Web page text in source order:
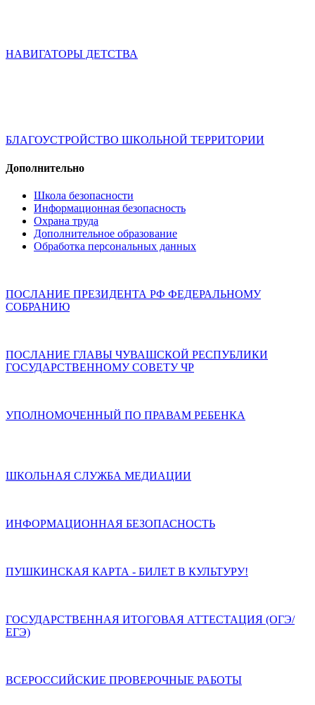
НАВИГАТОРЫ ДЕТСТВА
БЛАГОУСТРОЙСТВО ШКОЛЬНОЙ ТЕРРИТОРИИ
Дополнительно
Школа безопасности
Информационная безопасность
Охрана труда
Дополнительное образование
Обработка персональных данных
ПОСЛАНИЕ ПРЕЗИДЕНТА РФ ФЕДЕРАЛЬНОМУ
СОБРАНИЮ
ПОСЛАНИЕ ГЛАВЫ ЧУВАШСКОЙ РЕСПУБЛИКИ
ГОСУДАРСТВЕННОМУ СОВЕТУ ЧР
УПОЛНОМОЧЕННЫЙ ПО ПРАВАМ РЕБЕНКА
ШКОЛЬНАЯ СЛУЖБА МЕДИАЦИИ
ИНФОРМАЦИОННАЯ БЕЗОПАСНОСТЬ
ПУШКИНСКАЯ КАРТА - БИЛЕТ В КУЛЬТУРУ!
ГОСУДАРСТВЕННАЯ ИТОГОВАЯ АТТЕСТАЦИЯ (ОГЭ/
ЕГЭ)
ВСЕРОССИЙСКИЕ ПРОВЕРОЧНЫЕ РАБОТЫ